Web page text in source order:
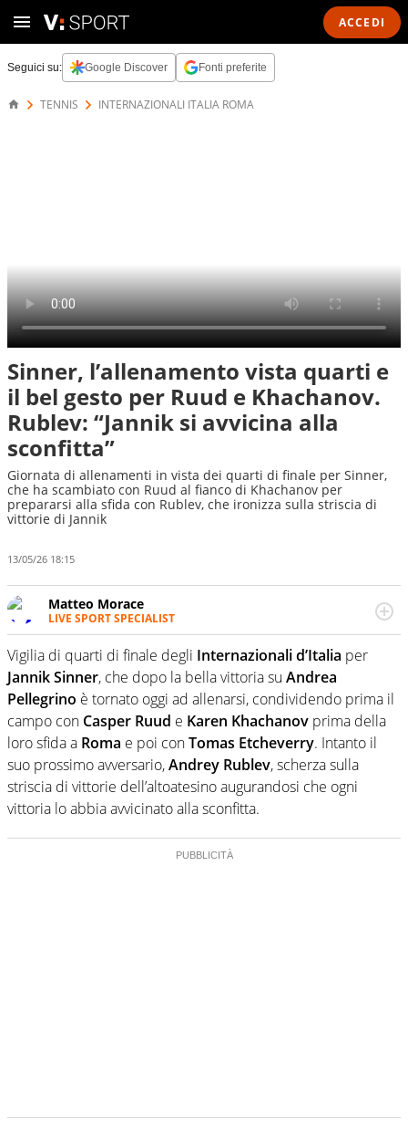
ACCEDI
Seguici su: Google Discover Fonti preferite
TENNIS INTERNAZIONALI ITALIA ROMA
Sinner, l’allenamento vista quarti e
il bel gesto per Ruud e Khachanov.
Rublev: “Jannik si avvicina alla
sconfitta”
Giornata di allenamenti in vista dei quarti di finale per Sinner,
che ha scambiato con Ruud al fianco di Khachanov per
prepararsi alla sfida con Rublev, che ironizza sulla striscia di
vittorie di Jannik
13/05/26 18:15
Matteo Morace
LIVE SPORT SPECIALIST
La multimedialità quale approccio personale e
professionale. Ama raccontare lo sport focalizzando ogni
attenzione sul tempo reale: la verità della dirette non
sono opinioni ma fatti
Vigilia di quarti di finale degli Internazionali d’Italia per
Jannik Sinner, che dopo la bella vittoria su Andrea
Pellegrino è tornato oggi ad allenarsi, condividendo prima il
campo con Casper Ruud e Karen Khachanov prima della
loro sfida a Roma e poi conTomas Etcheverry. Intanto il
suo prossimo avversario,Andrey Rublev, scherza sulla
striscia di vittorie dell’altoatesino augurandosi che ogni
vittoria lo abbia avvicinato alla sconfitta.